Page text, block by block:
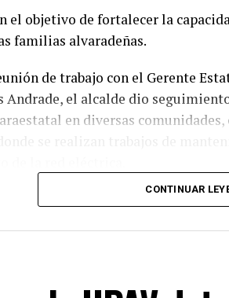
el objetivo de fortalecer la
familias alvaradeñas.
de trabajo con el Gerente
Andrade, el alcalde dio
en diversas
y de mayor calidad.
CONTINUAR